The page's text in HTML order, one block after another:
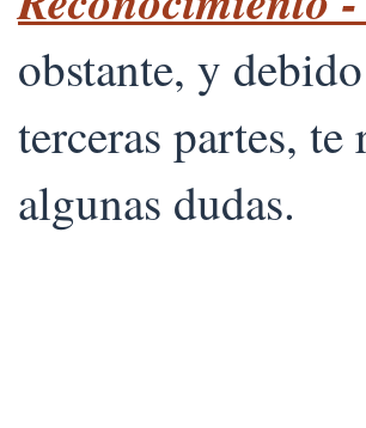
obstante, y
terceras partes,
algunas dudas.